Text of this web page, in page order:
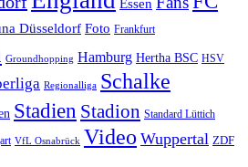
Essen
Düsseldorf Foto Frankfurt
Groundhopping Hamburg Hertha BSC HSV
Regionalliga Schalke
Stadien Stadion Standard Lüttich
VfL Osnabrück Video Wuppertal ZDF